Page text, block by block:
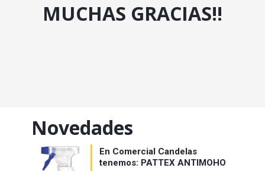
MUCHAS GRACIAS!!
Novedades
En Comercial Candelas
tenemos: PATTEX ANTIMOHO